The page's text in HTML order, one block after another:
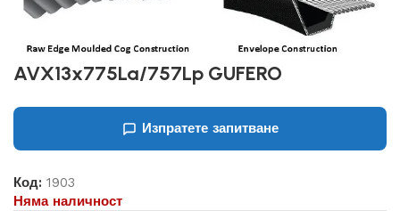
AVX13x775La/757Lp GUFERO
Изпратете запитване
Код:1903
Няма наличност